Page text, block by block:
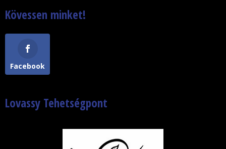
Kövessen minket!
Facebook
Lovassy Tehetségpont